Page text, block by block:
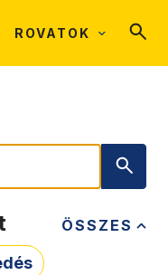
ROVATOK
ÖSSZES